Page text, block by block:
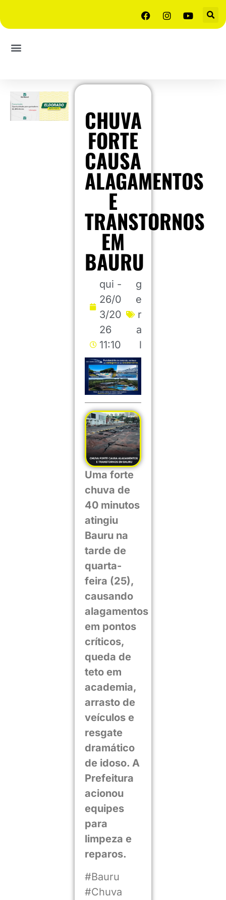
CHUVA
FORTE
CAUSA
ALAGAMENTOS
E
TRANSTORNOS
EM
BAURU
qui -
26/0
3/20
26
11:10
g
e
r
a
l
Uma forte
chuva de
40 minutos
atingiu
Bauru na
tarde de
quarta-
feira (25),
causando
alagamentos
em pontos
críticos,
queda de
teto em
academia,
arrasto de
veículos e
resgate
dramático
de idoso. A
Prefeitura
acionou
equipes
para
limpeza e
reparos.
#Bauru
#Chuva